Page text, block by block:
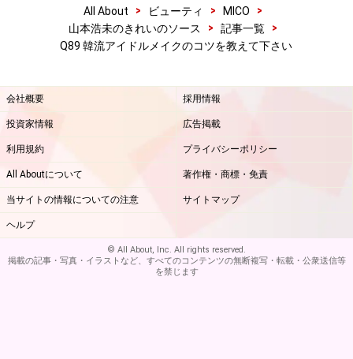
All About > ビューティ > MICO
>
山本浩未のきれいのソース
> 記事一覧
>
Q89 韓流アイドルメイクのコツを教えて下さい
会社概要 採用情報
投資家情報 広告掲載
利用規約 プライバシーポリシー
All Aboutについて 著作権・商標・免責
当サイトの情報についての注意 サイトマップ
ヘルプ
© All About, Inc. All rights reserved.
掲載の記事・写真・イラストなど、すべてのコンテンツの無断複写・転載・公衆送信等
を禁じます